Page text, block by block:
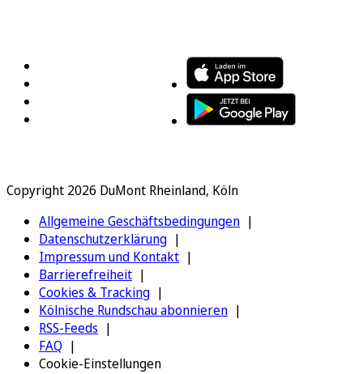
Copyright 2026 DuMont Rheinland, Köln
Allgemeine Geschäftsbedingungen
Datenschutzerklärung
Impressum und Kontakt
Barrierefreiheit
Cookies & Tracking
Kölnische Rundschau abonnieren
RSS-Feeds
FAQ
Cookie-Einstellungen